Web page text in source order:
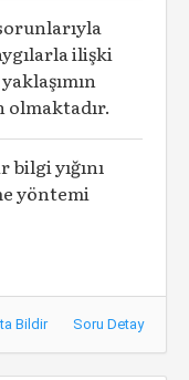
ilişki
olmaktadır.
bilgi yığını
yöntemi
Bildir Soru Detay